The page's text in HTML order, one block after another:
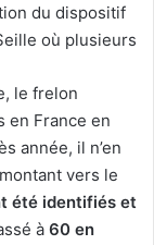
du dispositif
où plusieurs
le frelon
en France en
année, il n’en
vers le
été identifiés et
à 60 en